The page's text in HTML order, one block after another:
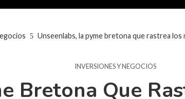
Unseenlabs, la pyme bretona que rastrea
INVERSIONES Y NEGOCIOS
Bretona Que